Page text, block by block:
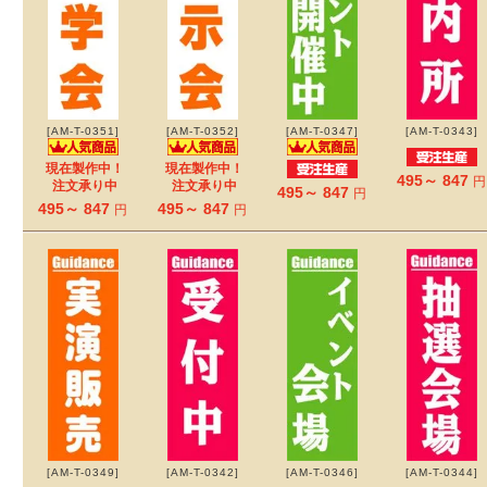
[AM-T-0351]
現在製作中！
注文承り中
495～ 847 円
[AM-T-0352]
現在製作中！
注文承り中
495～ 847 円
[AM-T-0347]
495～ 847 円
[AM-T-0343]
495～ 847 円
[AM-T-0349] [AM-T-0342] [AM-T-0346] [AM-T-0344]